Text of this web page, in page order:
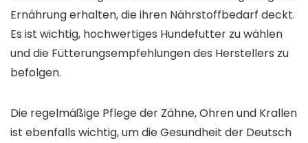
Ernährung erhalten, die ihren Nährstoffbedarf deckt.
Es ist wichtig, hochwertiges Hundefutter zu wählen
und die Fütterungsempfehlungen des Herstellers zu
befolgen.
Die regelmäßige Pflege der Zähne, Ohren und Krallen
ist ebenfalls wichtig, um die Gesundheit der Deutsch